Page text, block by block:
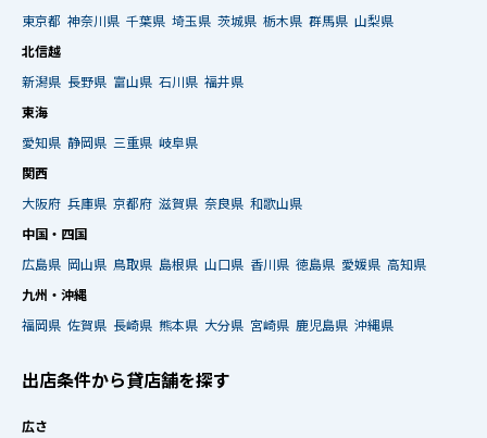
東京都 神奈川県 千葉県 埼玉県 茨城県 栃木県 群馬県 山梨県
北信越
新潟県 長野県 富山県 石川県 福井県
東海
愛知県 静岡県 三重県 岐阜県
関西
大阪府 兵庫県 京都府 滋賀県 奈良県 和歌山県
中国・四国
広島県 岡山県 鳥取県 島根県 山口県 香川県 徳島県 愛媛県 高知県
九州・沖縄
福岡県 佐賀県 長崎県 熊本県 大分県 宮崎県 鹿児島県 沖縄県
出店条件から貸店舗を探す
広さ